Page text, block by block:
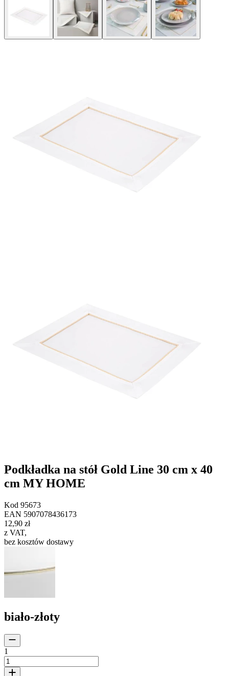
Podkładka na stół Gold Line 30 cm x 40
cm MY HOME
Kod 95673
EAN 5907078436173
12,90 zł
z VAT,
bez kosztów dostawy
biało-złoty
1